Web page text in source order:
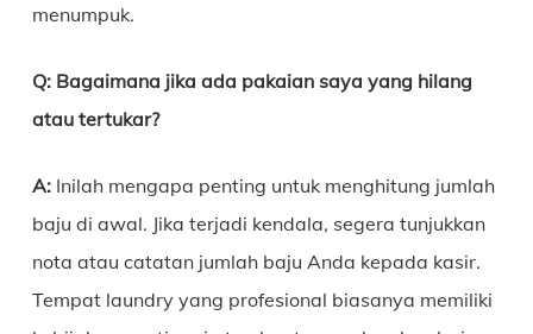
menumpuk.
Q: Bagaimana jika ada pakaian saya yang hilang
atau tertukar?
A:Inilah mengapa penting untuk menghitung jumlah
baju di awal. Jika terjadi kendala, segera tunjukkan
nota atau catatan jumlah baju Anda kepada kasir.
Tempat laundry yang profesional biasanya memiliki